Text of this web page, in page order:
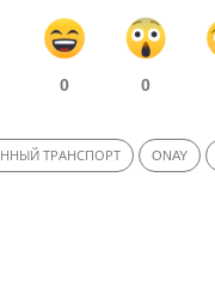
0 0
ТРАНСПОРТ ONAY